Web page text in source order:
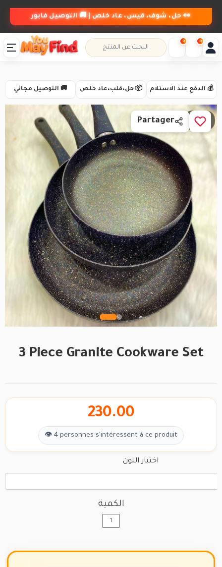
👀 حل، شوف، قيس، عاد خلص | 🚚 التوصيل فابور
3 Piece Granite Cookware Set
🚚 التوصيل مجاني 📦 حل،قلب،عاد خلص 💰 الدفع عند الاستلام
1 / 2
Partager
230.00
👁 4 personnes s'intéressent à ce produit
اختيار اللون
الكمية
0 0